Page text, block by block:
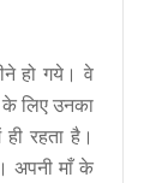
हो गये। वे
लिए उनका
रहता है।
अपनी माँ के